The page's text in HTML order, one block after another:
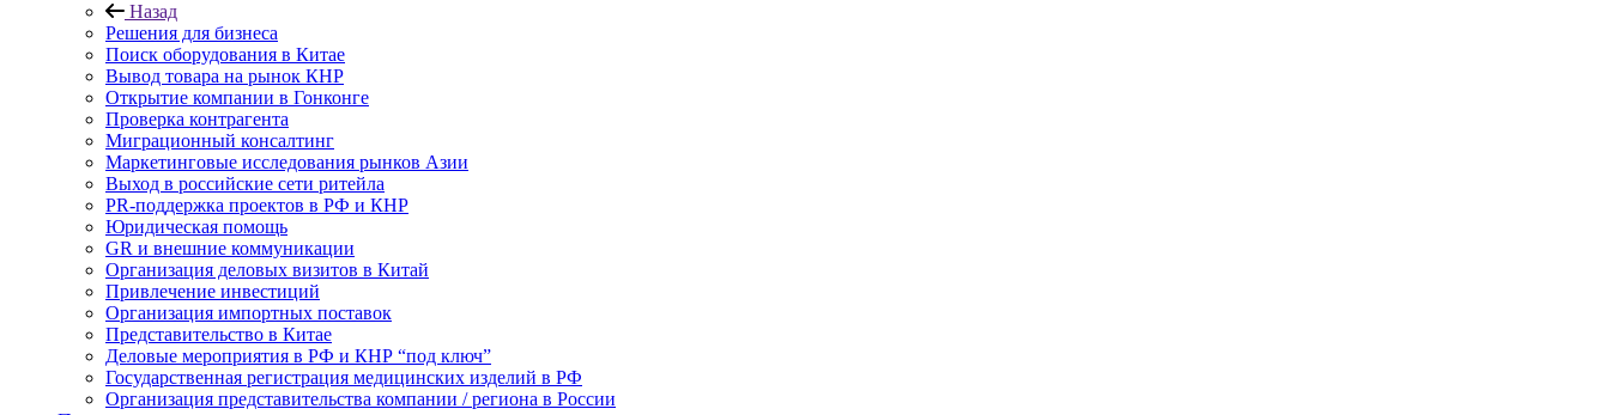
Назад
Решения для бизнеса
Поиск оборудования в Китае
Вывод товара на рынок КНР
Открытие компании в Гонконге
Проверка контрагента
Миграционный консалтинг
Маркетинговые исследования рынков Азии
Выход в российские сети ритейла
PR-поддержка проектов в РФ и КНР
Юридическая помощь
GR и внешние коммуникации
Организация деловых визитов в Китай
Привлечение инвестиций
Организация импортных поставок
Представительство в Китае
Деловые мероприятия в РФ и КНР “под ключ”
Государственная регистрация медицинских изделий в РФ
Организация представительства компании / региона в России